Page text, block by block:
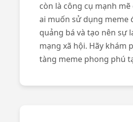
còn là công cụ mạnh
ai muốn sử dụng meme
quảng bá và tạo nên sự
mạng xã hội. Hãy khám
tàng meme phong phú